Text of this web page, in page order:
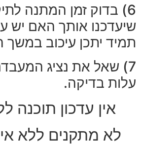
6) בדוק זמן המתנה
שיעדכנו אותך האם יש
תמיד יתכן עיכוב במשך
7) שאל את נציג
עלות בדיקה.
אין עדכון תוכנה
לא מתקנים ללא